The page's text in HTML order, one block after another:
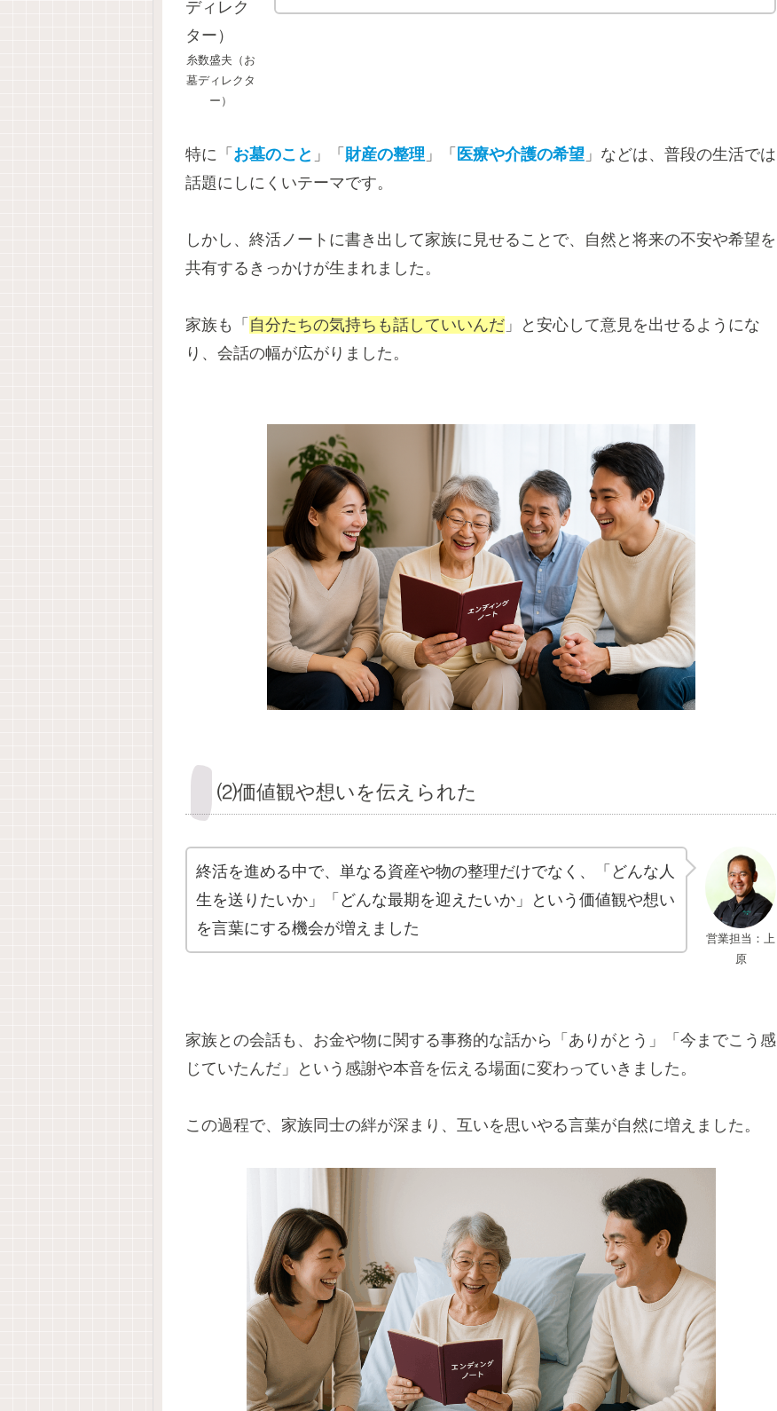
糸数盛夫（お
墓ディレクタ
ー）
特に「 お墓のこと 」「 財産の整理 」「 医療や介護の希望 」などは、普段の生活では
話題にしにくいテーマです。
しかし、終活ノートに書き出して家族に見せることで、自然と将来の不安や希望を
共有するきっかけが生まれました。
家族も「 自分たちの気持ちも話していいんだ 」と安心して意見を出せるようにな
り、会話の幅が広がりました。
⑵価値観や想いを伝えられた
営業担当：上
原
終活を進める中で、単なる資産や物の整理だけでなく、「どんな人
生を送りたいか」「どんな最期を迎えたいか」という価値観や想い
を言葉にする機会が増えました
家族との会話も、お金や物に関する事務的な話から「ありがとう」「今までこう感
じていたんだ」という感謝や本音を伝える場面に変わっていきました。
この過程で、家族同士の絆が深まり、互いを思いやる言葉が自然に増えました。